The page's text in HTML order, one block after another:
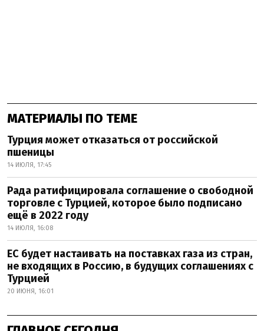
МАТЕРИАЛЫ ПО ТЕМЕ
Турция может отказаться от российской
пшеницы
14 ИЮЛЯ, 17:45
Рада ратифицировала соглашение о свободной
торговле с Турцией, которое было подписано
ещё в 2022 году
14 ИЮЛЯ, 16:08
ЕС будет настаивать на поставках газа из стран,
не входящих в Россию, в будущих соглашениях с
Турцией
20 ИЮНЯ, 16:01